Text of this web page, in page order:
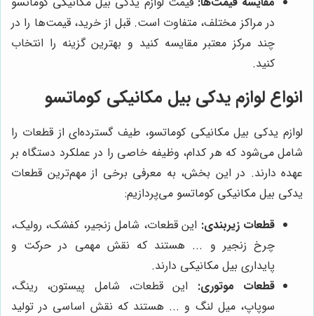
در مراکز مختلف، متفاوت است. قبل از خرید، قیمت‌ها را در
چند مرکز معتبر مقایسه کنید و بهترین گزینه را انتخاب
کنید.
انواع لوازم یدکی بیل مکانیکی کوماتسو
لوازم یدکی بیل مکانیکی کوماتسو، طیف گسترده‌ای از قطعات را
شامل می‌شود که هر کدام، وظیفه خاصی را در عملکرد دستگاه بر
عهده دارند. در این بخش، به معرفی برخی از مهم‌ترین قطعات
یدکی بیل مکانیکی کوماتسو می‌پردازیم:
قطعات زیربندی: این قطعات، شامل زنجیر، کفشک، رولیک،
چرخ زنجیر و ... هستند که نقش مهمی در حرکت و
پایداری بیل مکانیکی دارند.
قطعات موتوری: این قطعات، شامل پیستون، رینگ،
سوپاپ، میل لنگ و ... هستند که نقش اساسی در تولید